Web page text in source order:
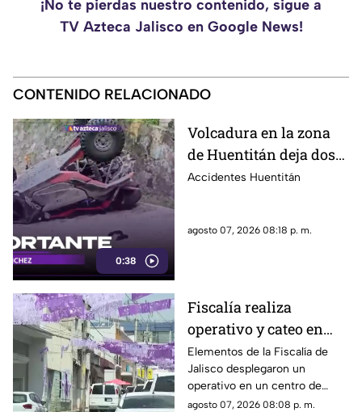
¡No te pierdas nuestro contenido, sigue a
TV Azteca Jalisco en Google News!
CONTENIDO RELACIONADO
0:38
Volcadura en la zona
de Huentitán deja dos
personas heridas
Accidentes Huentitán
agosto 07, 2026 08:18 p. m.
Fiscalía realiza
operativo y cateo en
anexo de la colonia
Olímpica en
Guadalajara
Elementos de la Fiscalía de
Jalisco desplegaron un
operativo en un centro de
rehabilitación de la colonia
agosto 07, 2026 08:08 p. m.